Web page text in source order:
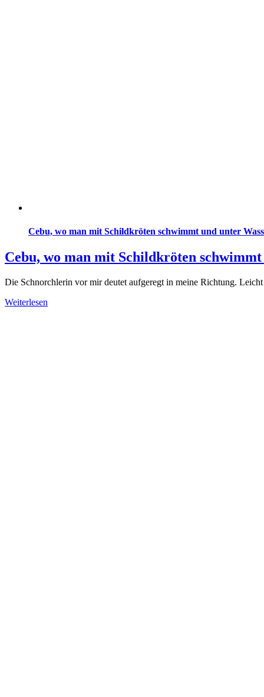
Cebu, wo man mit Schildkröten schwimmt und unter
Cebu, wo man mit Schildkröten
Die Schnorchlerin vor mir deutet aufgeregt in meine Richtung.
Weiterlesen